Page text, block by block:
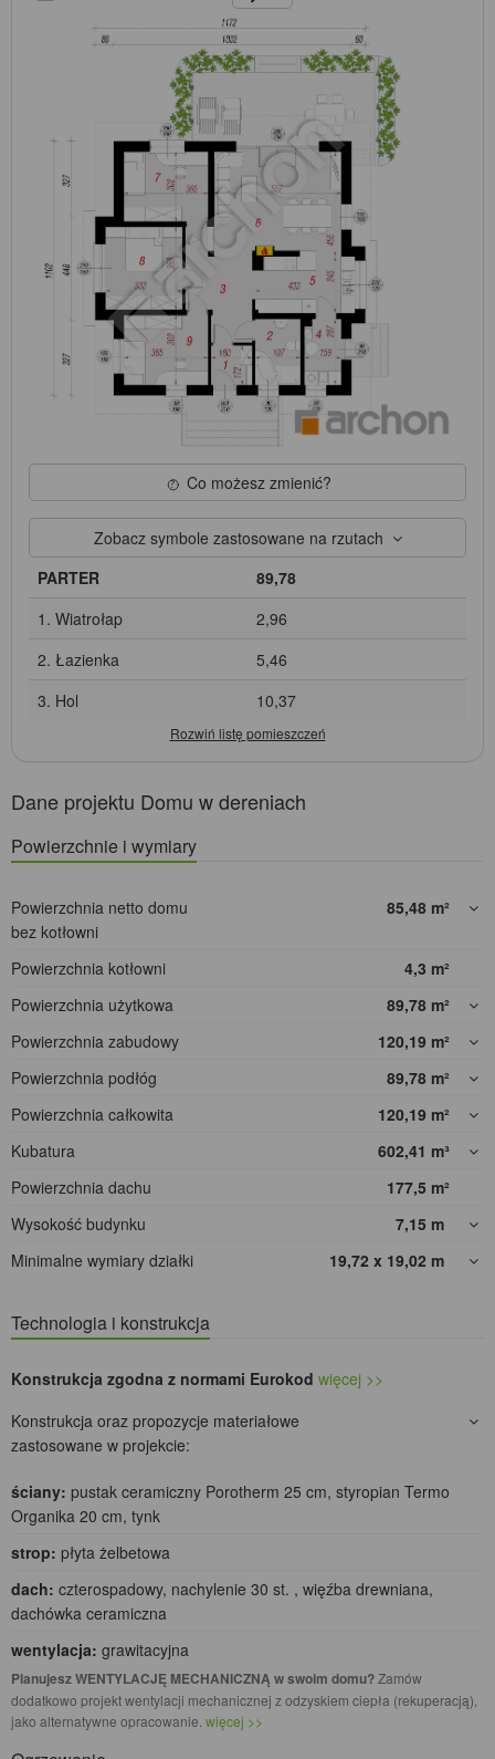
Co możesz zmienić?
Zobacz symbole zastosowane na rzutach
PARTER
89,78
1. Wiatrołap
2,96
2. Łazienka
5,46
3. Hol
10,37
Dane projektu Domu w dereniach
Powierzchnie i wymiary
Powierzchnia netto domu
bez kotłowni
85,48 m²
Powierzchnia kotłowni 4,3 m²
Powierzchnia użytkowa
89,78 m²
Powierzchnia zabudowy
120,19 m²
Powierzchnia podłóg
89,78 m²
Powierzchnia całkowita
120,19 m²
Kubatura
602,41 m³
Powierzchnia dachu
177,5 m²
Wysokość budynku
7,15 m
Minimalne wymiary działki
19,72 x 19,02 m
Technologia i konstrukcja
Konstrukcja zgodna z normami Eurokod więcej >>
Konstrukcja oraz propozycje materiałowe
zastosowane w projekcie:
ściany: pustak ceramiczny Porotherm 25 cm, styropian Termo
Organika 20 cm, tynk
strop: płyta żelbetowa
dach: czterospadowy, nachylenie 30 st. , więźba drewniana,
dachówka ceramiczna
wentylacja: grawitacyjna
Planujesz WENTYLACJĘ MECHANICZNĄ w swoim domu?Zamów
dodatkowo projekt wentylacji mechanicznej z odzyskiem ciepła (rekuperacją),
jako alternatywne opracowanie. więcej >>